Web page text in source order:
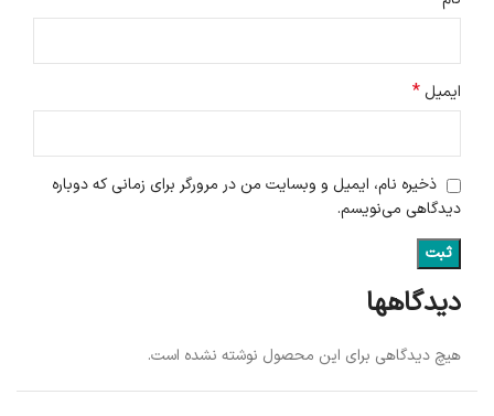
دیدگاهها
هیچ دیدگاهی برای این محصول نوشته نشده است.
ایمیل*
ذخیره نام، ایمیل و وبسایت من در مرورگر برای زمانی که دوباره
دیدگاهی می‌نویسم.